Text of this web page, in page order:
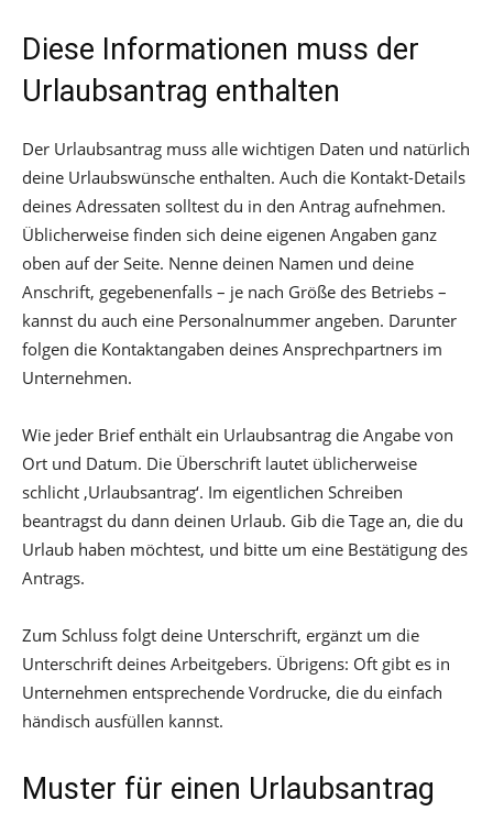
Diese Informationen muss der
Urlaubsantrag enthalten
Der Urlaubsantrag muss alle wichtigen Daten und natürlich
deine Urlaubswünsche enthalten. Auch die Kontakt-Details
deines Adressaten solltest du in den Antrag aufnehmen.
Üblicherweise finden sich deine eigenen Angaben ganz
oben auf der Seite. Nenne deinen Namen und deine
Anschrift, gegebenenfalls – je nach Größe des Betriebs –
kannst du auch eine Personalnummer angeben. Darunter
folgen die Kontaktangaben deines Ansprechpartners im
Unternehmen.
Wie jeder Brief enthält ein Urlaubsantrag die Angabe von
Ort und Datum. Die Überschrift lautet üblicherweise
schlicht ‚Urlaubsantrag‘. Im eigentlichen Schreiben
beantragst du dann deinen Urlaub. Gib die Tage an, die du
Urlaub haben möchtest, und bitte um eine Bestätigung des
Antrags.
Zum Schluss folgt deine Unterschrift, ergänzt um die
Unterschrift deines Arbeitgebers. Übrigens: Oft gibt es in
Unternehmen entsprechende Vordrucke, die du einfach
händisch ausfüllen kannst.
Muster für einen Urlaubsantrag